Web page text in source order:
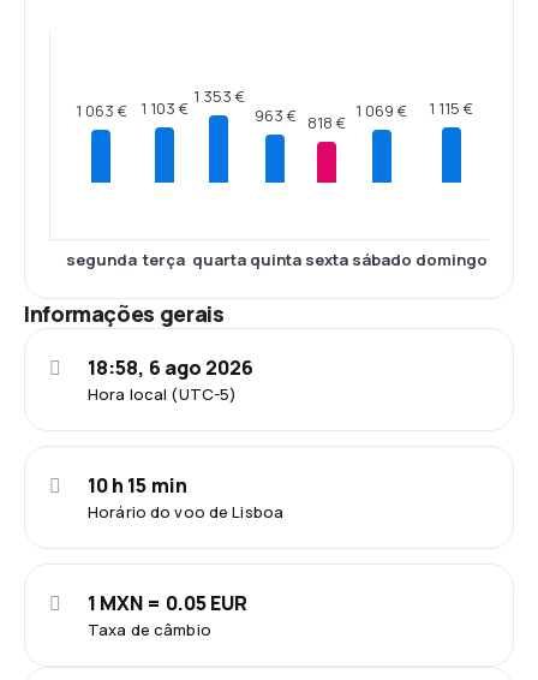
1 063 €
segunda
1 103 €
terça
1 353 €
quarta
963 €
quinta
818 €
sexta
1 069 €
sábado
1 115 €
domingo
Informações gerais
Hora local (UTC-5)
18:58, 6 ago 2026
Horário do voo de Lisboa
10 h 15 min
Taxa de câmbio
1 MXN = 0.05 EUR